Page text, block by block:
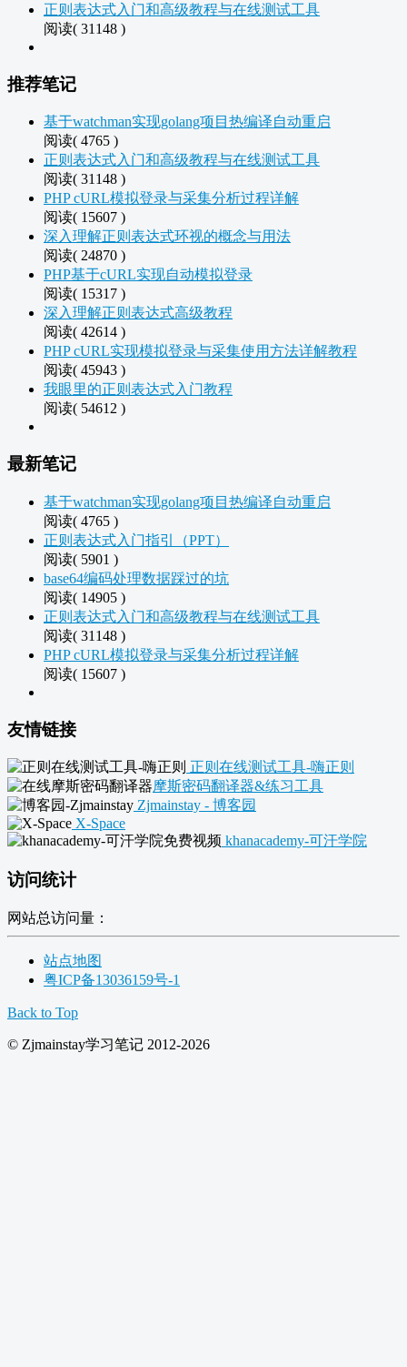
正则表达式入门和高级教程与在线测试工具
阅读( 31148 )
推荐笔记
基于watchman实现golang项目热编译自动重启
阅读( 4765 )
正则表达式入门和高级教程与在线测试工具
阅读( 31148 )
PHP cURL模拟登录与采集分析过程详解
阅读( 15607 )
深入理解正则表达式环视的概念与用法
阅读( 24870 )
PHP基于cURL实现自动模拟登录
阅读( 15317 )
深入理解正则表达式高级教程
阅读( 42614 )
PHP cURL实现模拟登录与采集使用方法详解教程
阅读( 45943 )
我眼里的正则表达式入门教程
阅读( 54612 )
最新笔记
基于watchman实现golang项目热编译自动重启
阅读( 4765 )
正则表达式入门指引（PPT）
阅读( 5901 )
base64编码处理数据踩过的坑
阅读( 14905 )
正则表达式入门和高级教程与在线测试工具
阅读( 31148 )
PHP cURL模拟登录与采集分析过程详解
阅读( 15607 )
友情链接
正则在线测试工具-嗨正则
摩斯密码翻译器&练习工具
Zjmainstay - 博客园
X-Space
khanacademy-可汗学院
访问统计
网站总访问量：
站点地图
粤ICP备13036159号-1
Back to Top
© Zjmainstay学习笔记 2012-2026